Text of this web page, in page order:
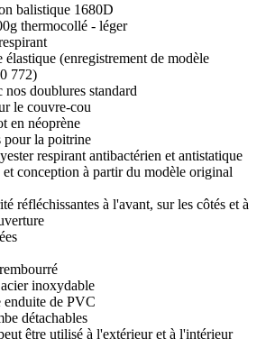
balistique 1680D
thermocollé - léger
élastique (enregistrement de modèle
772)
doublures standard
le couvre-cou
en néoprène
pour la poitrine
respirant antibactérien et antistatique
conception à partir du modèle original
réfléchissantes à l'avant, sur les côtés et à
inoxydable
enduite de PVC
détachables
être utilisé à l'extérieur et à l'intérieur